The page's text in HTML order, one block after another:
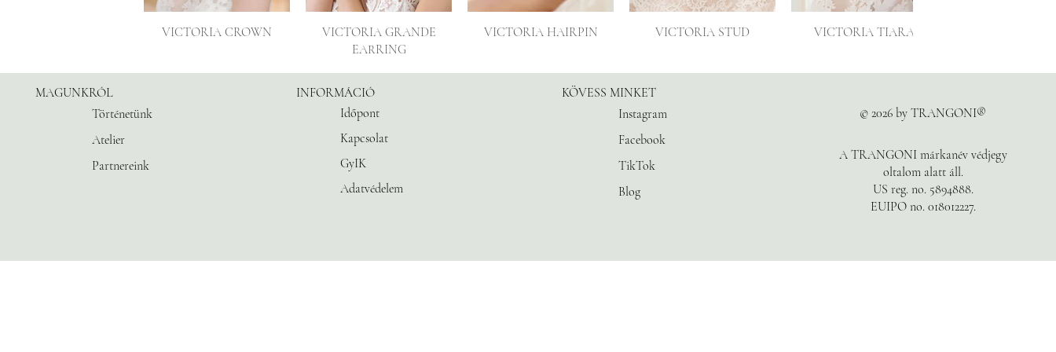
VICTORIA CROWN
VICTORIA GRANDE
EARRING
VICTORIA HAIRPIN VICTORIA STUD VICTORIA TIARA
MAGUNKRÓL
Történetünk
Atelier
Partnereink
INFORMÁCIÓ
Időpont
Kapcsolat
GyIK
Adatvédelem
KÖVESS MINKET
Instagram
Facebook
TikTok
Blog
© 2026 by TRANGONI®
A TRANGONI márkanév védjegy
oltalom alatt áll.
US reg. no. 5894888.
EUIPO no. 018012227.